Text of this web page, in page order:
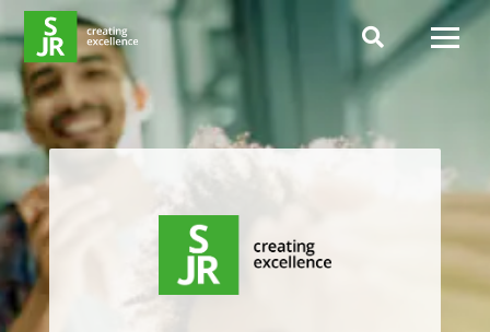
Hoppa till innehåll